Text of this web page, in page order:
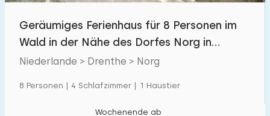
Einfamilienhaus
Ferienbauernhof
Villa
Geräumiges Ferienhaus für 8 Personen im
Wald in der Nähe des Dorfes Norg in
Drenthe
Niederlande > Drenthe > Norg
8 Personen | 4 Schlafzimmer | 1 Haustier
Wochenende ab